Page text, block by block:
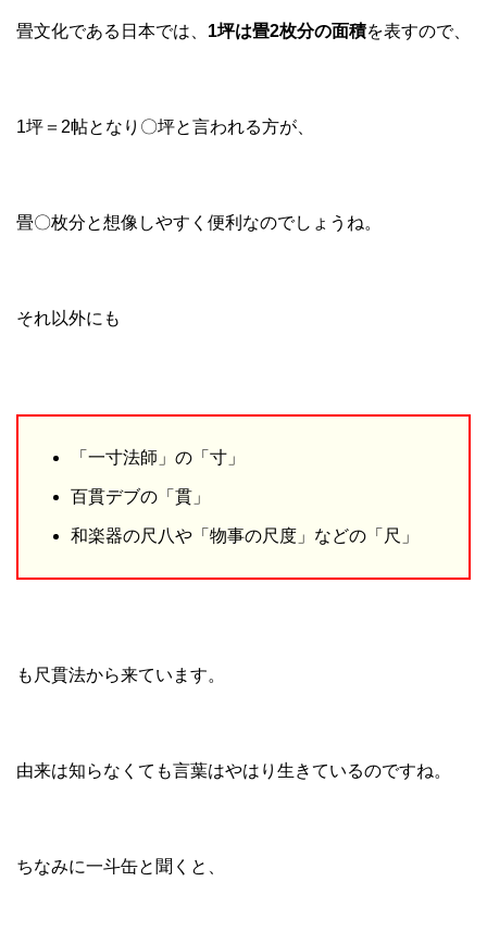
畳文化である日本では、 1坪は畳2枚分の面積を表すので、
1坪＝2帖となり〇坪と言われる方が、
畳〇枚分と想像しやすく便利なのでしょうね。
それ以外にも
「一寸法師」の「寸」
百貫デブの「貫」
和楽器の尺八や「物事の尺度」などの「尺」
も尺貫法から来ています。
由来は知らなくても言葉はやはり生きているのですね。
ちなみに一斗缶と聞くと、